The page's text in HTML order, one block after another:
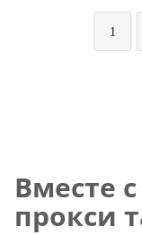
1
Вместе
прокси